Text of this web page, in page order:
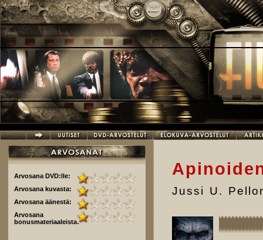
Hyppää pääsisältöön
Arvosana DVD:lle:
Arvosana kuvasta:
Arvosana äänestä:
Arvosana
bonusmateriaaleista:
Jussi U.